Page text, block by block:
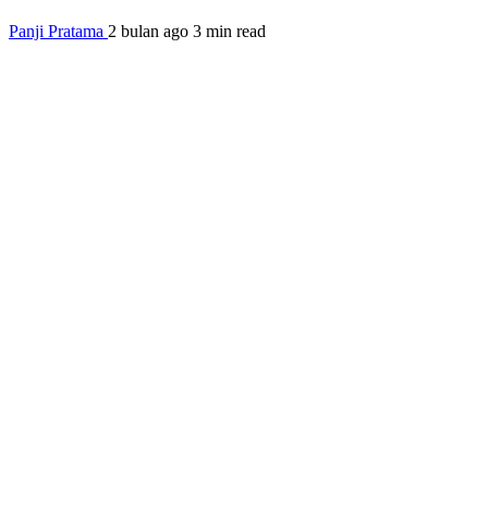
Panji Pratama 2 bulan ago 3 min read